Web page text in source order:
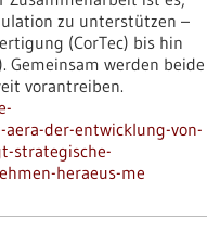
zu unterstützen –
(CorTec) bis hin
Gemeinsam werden beide
vorantreiben.
der-entwicklung-von-
strategische-
heraeus-me